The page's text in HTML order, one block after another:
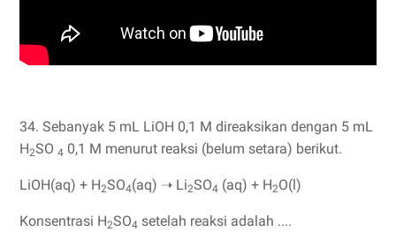
34. Sebanyak 5 mL LiOH 0,1 M direaksikan dengan 5 mL
H2SO 4 0,1 M menurut reaksi (beIum setara) berikut.
LiOH(aq) + H2SO4(aq) ➝ Li2SO4 (aq) + H2O(l)
Konsentrasi H2SO4 setelah reaksi adalah ....